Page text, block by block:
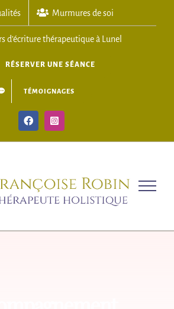
Murmures de soi
d’écriture thérapeutique à Lunel
RÉSERVER UNE SÉANCE
TÉMOIGNAGES
FacebookInstagram